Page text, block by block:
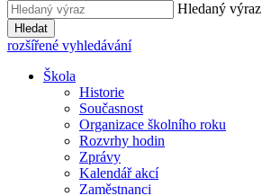
Hledaný výraz
Hledat
rozšířené vyhledávání
Škola
Historie
Současnost
Organizace školního roku
Rozvrhy hodin
Zprávy
Kalendář akcí
Zaměstnanci